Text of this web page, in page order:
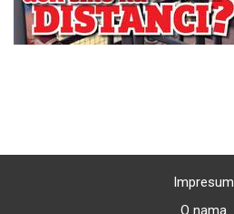
Impresum
O nama